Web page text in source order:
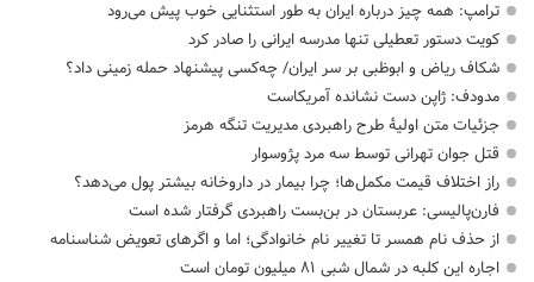
ترامپ: همه چیز درباره ایران به طور استثنایی خوب پیش می‌رود
کویت دستور تعطیلی تنها مدرسه ایرانی را صادر کرد
شکاف ریاض و ابوظبی بر سر ایران/ چه‌کسی پیشنهاد حمله زمینی داد؟
مدودف: ژاپن دست نشانده آمریکاست
جزئیات متن اولیۀ طرح راهبردی مدیریت تنگه هرمز
قتل جوان تهرانی توسط سه مرد پژوسوار
راز اختلاف قیمت مکمل‌ها؛ چرا بیمار در داروخانه بیشتر پول می‌دهد؟
فارن‌پالیسی: عربستان در بن‌بست راهبردی گرفتار شده است
از حذف نام همسر تا تغییر نام خانوادگی؛ اما و اگرهای تعویض شناسنامه
اجاره این کلبه در شمال شبی ۸۱ میلیون تومان است